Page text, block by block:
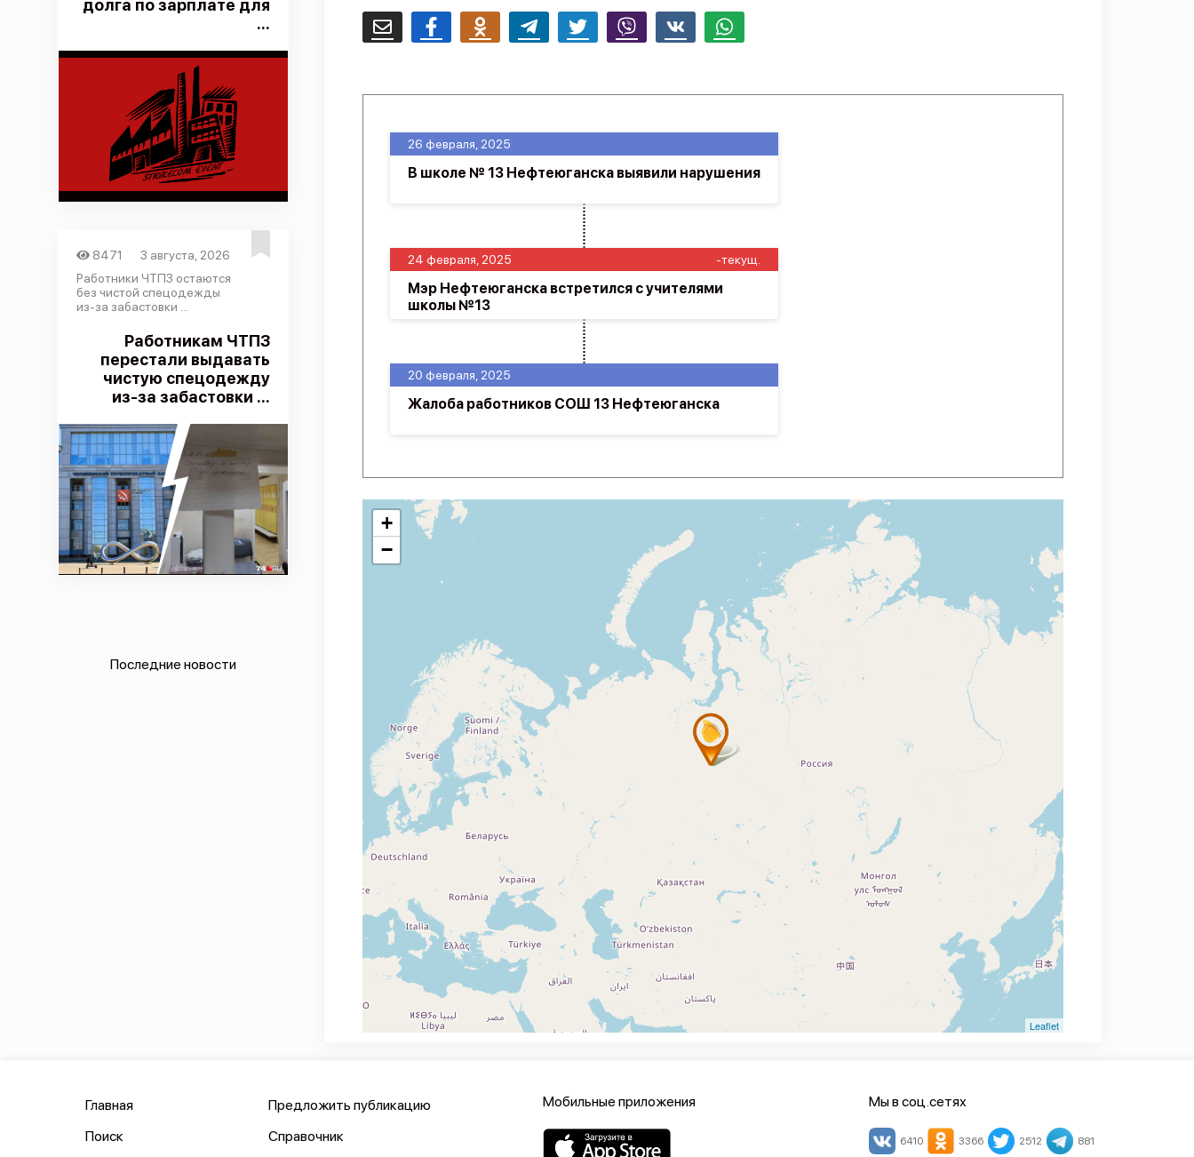
долга по зарплате для
...
8471
3 августа, 2026
Работники ЧТПЗ остаются
без чистой спецодежды
из-за забастовки ...
Работникам ЧТПЗ
перестали выдавать
чистую спецодежду
из-за забастовки ...
Последние новости
Email FacebookOdnoklassnikiTelegram Twitter Viber Whatsapp
20 февраля, 2025
Жалоба работников СОШ 13 Нефтеюганска
24 февраля, 2025 -текущ.
Мэр Нефтеюганска встретился с учителями
школы №13
26 февраля, 2025
В школе № 13 Нефтеюганска выявили нарушения
+
−
Leaflet
Главная
Поиск
Предложить публикацию
Справочник
Мобильные приложения Мы в соц.сетях
6410 3366 2512 881